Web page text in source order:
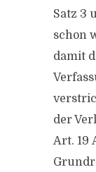
Satz 3
schon
damit
der
Art. 19